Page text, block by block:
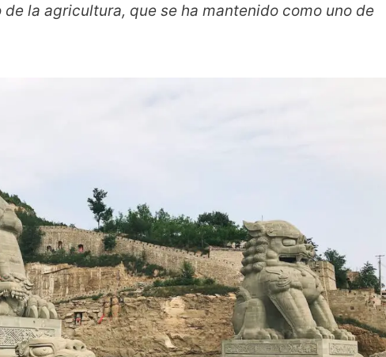
de la agricultura, que se ha mantenido como uno de